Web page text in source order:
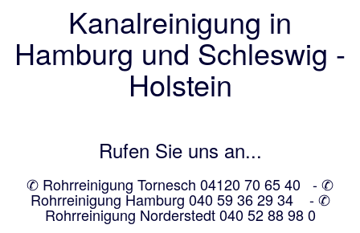
Kanalreinigung in
Hamburg und Schleswig -
Holstein
Rufen Sie uns an...
✆ Rohrreinigung Tornesch 04120 70 65 40 -✆
Rohrreinigung Hamburg 040 59 36 29 34 -✆
Rohrreinigung Norderstedt 040 52 88 98 0